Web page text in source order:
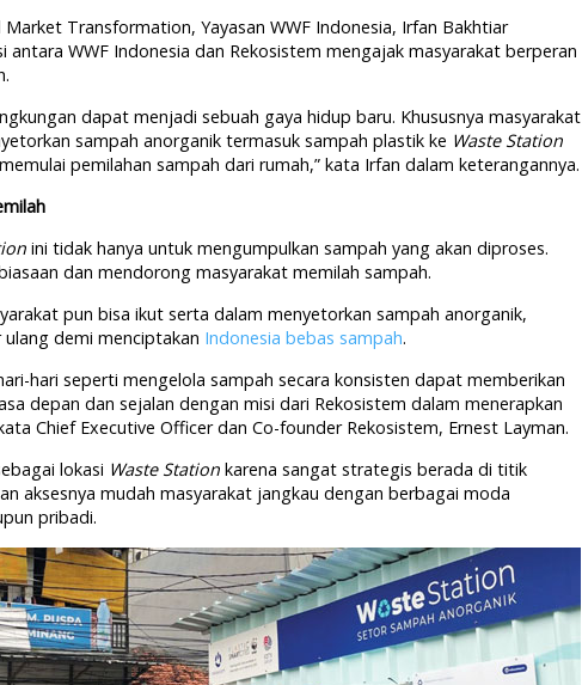
Transformation, Yayasan WWF Indonesia, Irfan Bakhtiar
antara WWF Indonesia dan Rekosistem mengajak masyarakat berperan
dapat menjadi sebuah gaya hidup baru. Khususnya masyarakat
sampah anorganik termasuk sampah plastik ke Waste Station
pemilahan sampah dari rumah,” kata Irfan dalam keterangannya.
ini tidak hanya untuk mengumpulkan sampah yang akan diproses.
dan mendorong masyarakat memilah sampah.
pun bisa ikut serta dalam menyetorkan sampah anorganik,
demi menciptakan Indonesia bebas sampah.
hari seperti mengelola sampah secara konsisten dapat memberikan
depan dan sejalan dengan misi dari Rekosistem dalam menerapkan
Chief Executive Officer dan Co-founder Rekosistem, Ernest Layman.
lokasi Waste Station karena sangat strategis berada di titik
aksesnya mudah masyarakat jangkau dengan berbagai moda
pribadi.